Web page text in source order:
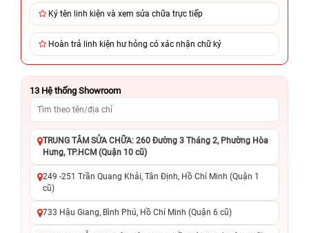
Ký tên linh kiện và xem sửa chữa trực tiếp
Hoàn trả linh kiện hư hỏng có xác nhận chữ ký
13 Hệ thống Showroom
TRUNG TÂM SỬA CHỮA: 260 Đường 3 Tháng 2, Phường Hòa
Hưng, TP.HCM (Quận 10 cũ)
249 -251 Trần Quang Khải, Tân Định, Hồ Chí Minh (Quận 1
cũ)
733 Hậu Giang, Bình Phú, Hồ Chí Minh (Quận 6 cũ)